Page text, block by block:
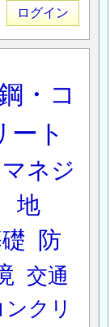
ログイン
・コ
ート
ネジ
地
防
交通
ンクリ